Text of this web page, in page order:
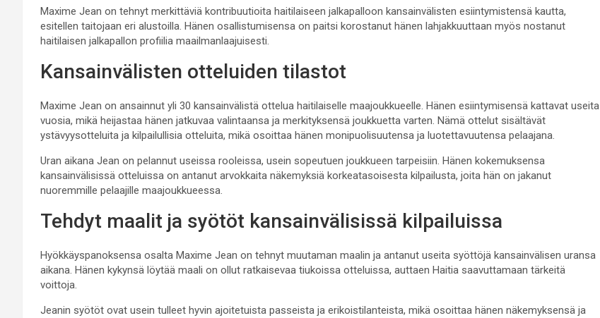
Maxime Jean on tehnyt merkittäviä kontribuutioita haitilaiseen jalkapalloon kansainvälisten esiintymistensä kautta,
esitellen taitojaan eri alustoilla. Hänen osallistumisensa on paitsi korostanut hänen lahjakkuuttaan myös nostanut
haitilaisen jalkapallon profiilia maailmanlaajuisesti.
Kansainvälisten otteluiden tilastot
Maxime Jean on ansainnut yli 30 kansainvälistä ottelua haitilaiselle maajoukkueelle. Hänen esiintymisensä kattavat useita
vuosia, mikä heijastaa hänen jatkuvaa valintaansa ja merkityksensä joukkuetta varten. Nämä ottelut sisältävät
ystävyysotteluita ja kilpailullisia otteluita, mikä osoittaa hänen monipuolisuutensa ja luotettavuutensa pelaajana.
Uran aikana Jean on pelannut useissa rooleissa, usein sopeutuen joukkueen tarpeisiin. Hänen kokemuksensa
kansainvälisissä otteluissa on antanut arvokkaita näkemyksiä korkeatasoisesta kilpailusta, joita hän on jakanut
nuoremmille pelaajille maajoukkueessa.
Tehdyt maalit ja syötöt kansainvälisissä kilpailuissa
Hyökkäyspanoksensa osalta Maxime Jean on tehnyt muutaman maalin ja antanut useita syöttöjä kansainvälisen uransa
aikana. Hänen kykynsä löytää maali on ollut ratkaisevaa tiukoissa otteluissa, auttaen Haitia saavuttamaan tärkeitä
voittoja.
Jeanin syötöt ovat usein tulleet hyvin ajoitetuista passeista ja erikoistilanteista, mikä osoittaa hänen näkemyksensä ja